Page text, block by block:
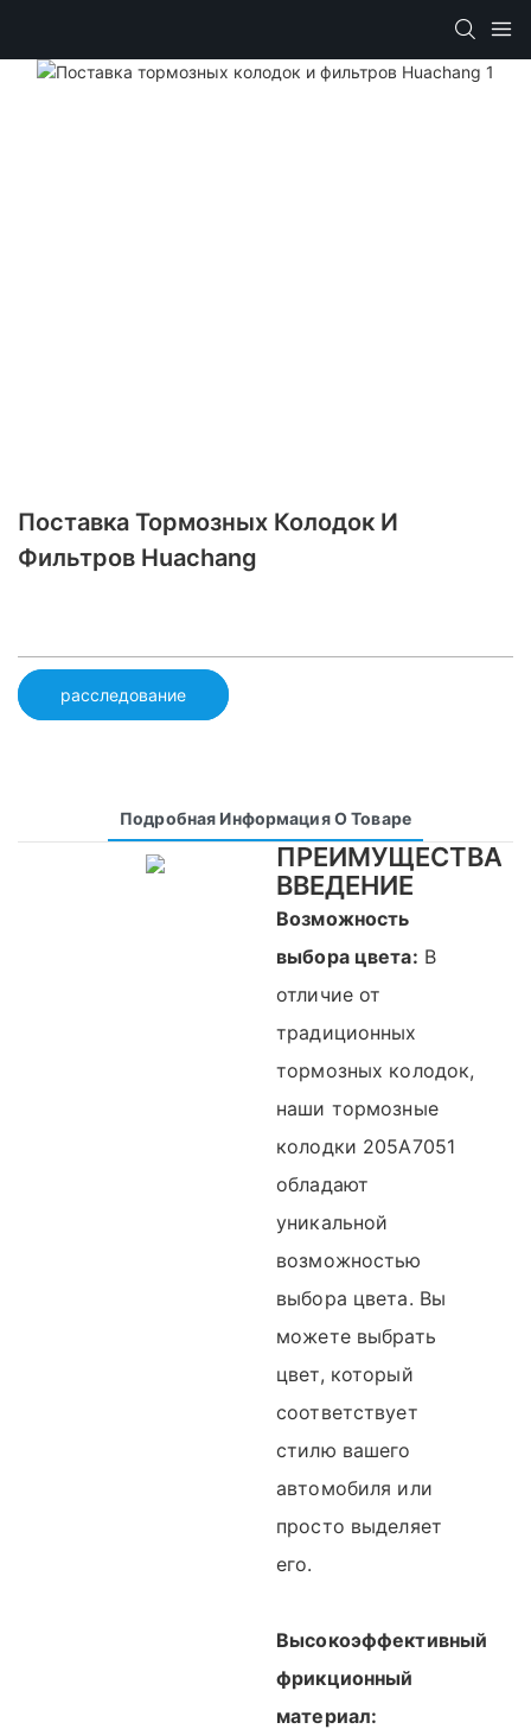
Поставка Тормозных Колодок И
Фильтров Huachang
расследование
Подробная Информация О Товаре
ПРЕИМУЩЕСТВА
ВВЕДЕНИЕ
Возможность
выбора цвета: В
отличие от
традиционных
тормозных колодок,
наши тормозные
колодки 205A7051
обладают
уникальной
возможностью
выбора цвета. Вы
можете выбрать
цвет, который
соответствует
стилю вашего
автомобиля или
просто выделяет
его.
Высокоэффективный
фрикционный
материал: